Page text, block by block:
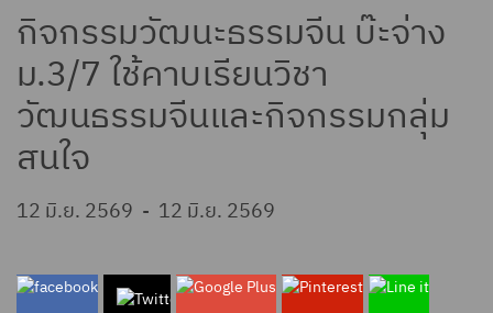
กิจกรรมวัฒนะธรรมจีน บ๊ะจ่าง
ม.3/7 ใช้คาบเรียนวิชา
วัฒนธรรมจีนและกิจกรรมกลุ่ม
สนใจ
12 มิ.ย. 2569 - 12 มิ.ย. 2569